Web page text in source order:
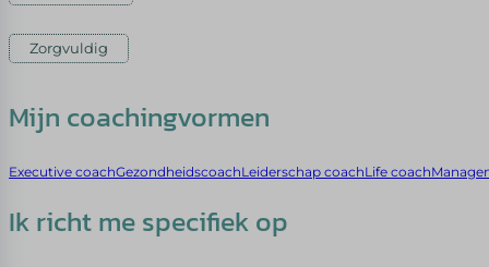
Zorgvuldig
Mijn coachingvormen
Executive coachGezondheidscoachLeiderschap coachLife coach
Ik richt me specifiek op